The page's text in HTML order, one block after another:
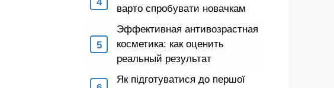
варто спробувати новачкам
Эффективная антивозрастная
косметика: как оценить
реальный результат
Як підготуватися до першої